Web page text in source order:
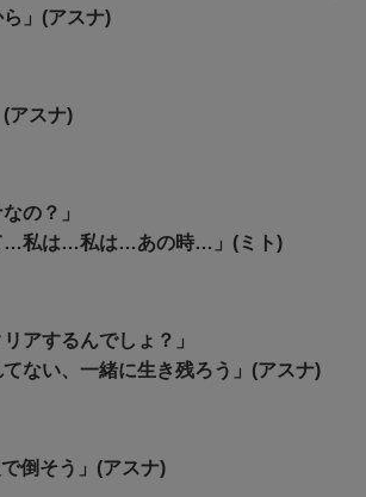
」(アスナ)
アスナ)
の？」
…私は…私は…あの時…」(ミト)
アするんでしょ？」
てない、一緒に生き残ろう」(アスナ)
で倒そう」(アスナ)